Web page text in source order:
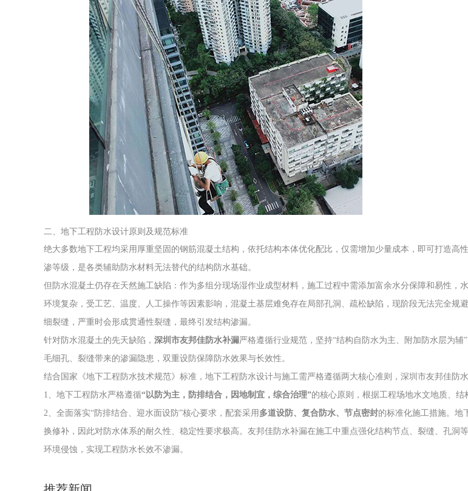
二、地下工程防水设计原则及规范标准
绝大多数地下工程均采用厚重坚固的钢筋混凝土结构，依托结构本体优化配比，仅需增加少量成本，即可打造
渗等级，是各类辅助防水材料无法替代的结构防水基础。
但防水混凝土仍存在天然施工缺陷：作为多组分现场湿作业成型材料，施工过程中需添加富余水分保障和易性
环境复杂，受工艺、温度、人工操作等因素影响，混凝土基层难免存在局部孔洞、疏松缺陷，现阶段无法完全
细裂缝，严重时会形成贯通性裂缝，最终引发结构渗漏。
针对防水混凝土的先天缺陷， 深圳市友邦佳防水补漏严格遵循行业规范，坚持“结构自防水为主、附加防水层为
毛细孔、裂缝带来的渗漏隐患，双重设防保障防水效果与长效性。
结合国家《地下工程防水技术规范》标准，地下工程防水设计与施工需严格遵循两大核心准则，深圳市友邦佳防
1、地下工程防水严格遵循“以防为主，防排结合，因地制宜，综合治理”的核心原则，根据工程场地水文地质、结
2、全面落实“防排结合、迎水面设防”核心要求，配套采用 多道设防、复合防水、节点密封的标准化施工措施。地
换修补，因此对防水体系的耐久性、稳定性要求极高。友邦佳防水补漏在施工中重点强化结构节点、裂缝、孔洞
环境侵蚀，实现工程防水长效不渗漏。